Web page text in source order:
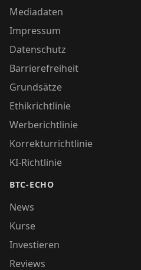
Mediadaten
Impressum
Datenschutz
Barrierefreiheit
Grundsätze
Ethikrichtlinie
Werberichtlinie
Korrekturrichtlinie
KI-Richtlinie
BTC-ECHO
News
Kurse
Investieren
Reviews